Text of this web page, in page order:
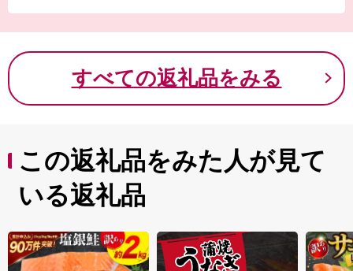
はの「暮らしやすさ」が自慢の町です。また、ライオン
宰相で知られる「濱口雄幸」や幕末の志士「清岡道之
助」など、偉人たちの史跡や文化が、今もなお数多く残
っています。
すべての返礼品をみる
この返礼品をみた人が見て
いる返礼品